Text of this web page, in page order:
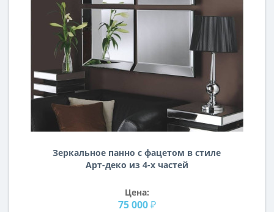
Зеркальное панно с фацетом в стиле
Арт-деко из 4-х частей
Цена:
75 000 ₽